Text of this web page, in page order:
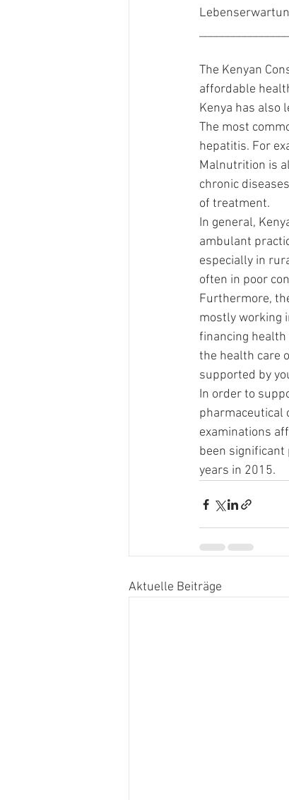
The Kenyan
affordable
Kenya has also
The most
hepatitis. For
Malnutrition is
chronic
of treatment.
In general,
ambulant
especially in
often in poor
Furthermore,
mostly working
financing
the health care
supported by
In order to
pharmaceutical
examinations
been significant
years in 2015.
Aktuelle Beiträge